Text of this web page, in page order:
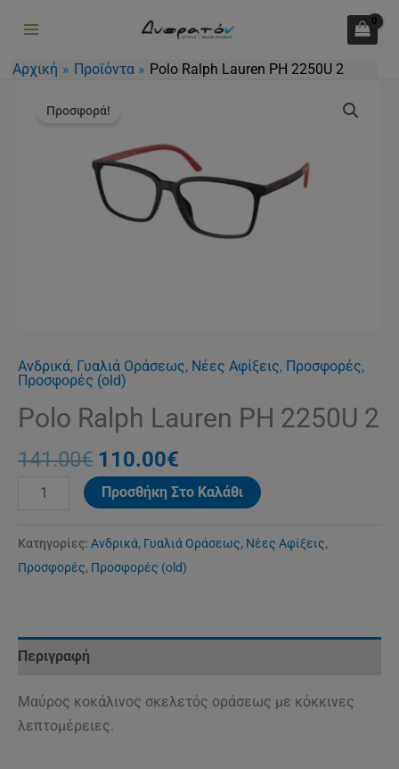
περιεχόμενο
Αρχική Προϊόντα Polo Ralph Lauren PH 2250U 2
Προσφορά!
Ανδρικά, Γυαλιά Οράσεως, Νέες Αφίξεις, Προσφορές,
Προσφορές (old)
Polo Ralph Lauren PH 2250U 2
141.00€
price
141.00€.
110.00€
είναι:
110.00€.
Ralph
Προσθήκη Στο Καλάθι
Κατηγορίες: Ανδρικά, Γυαλιά Οράσεως, Νέες Αφίξεις,
Προσφορές, Προσφορές (old)
Περιγραφή
Μαύρος κοκάλινος σκελετός οράσεως με κόκκινες
λεπτομέρειες.
PH
2
ποσότητα